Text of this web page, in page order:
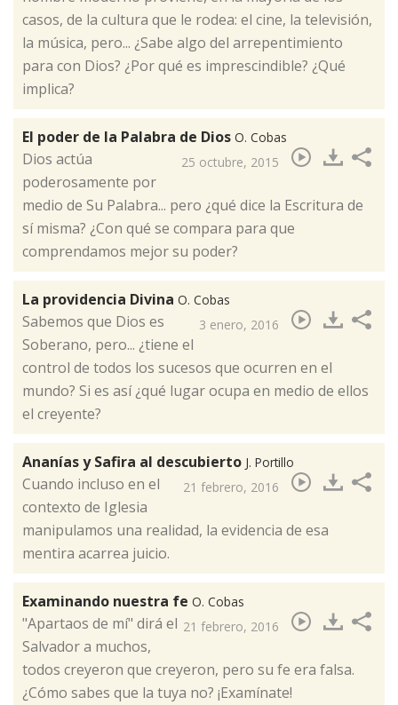
casos, de la cultura que le rodea: el cine, la televisión,
la música, pero... ¿Sabe algo del arrepentimiento
para con Dios? ¿Por qué es imprescindible? ¿Qué
implica?
El poder de la Palabra de Dios O. Cobas
25 octubre, 2015
​Dios actúa
poderosamente por
medio de Su Palabra... pero ¿qué dice la Escritura de
sí misma? ¿Con qué se compara para que
comprendamos mejor su poder?
La providencia Divina O. Cobas
3 enero, 2016
​Sabemos que Dios es
Soberano, pero... ¿tiene el
control de todos los sucesos que ocurren en el
mundo? Si es así ¿qué lugar ocupa en medio de ellos
el creyente?
Ananías y Safira al descubierto J. Portillo
21 febrero, 2016
Cuando incluso en el
contexto de Iglesia
manipulamos una realidad, la evidencia de esa
mentira acarrea juicio.
Examinando nuestra fe O. Cobas
21 febrero, 2016
"​Apartaos de mí" dirá el
Salvador a muchos,
todos creyeron que creyeron, pero su fe era falsa.
¿Cómo sabes que la tuya no? ¡Examínate!